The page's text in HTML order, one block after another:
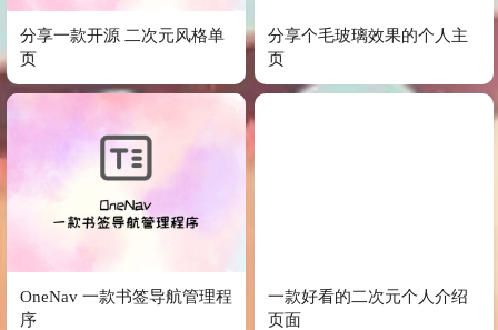
分享一款开源 二次元风格单
页
分享个毛玻璃效果的个人主
页
OneNav 一款书签导航管理程
序
一款好看的二次元个人介绍
页面